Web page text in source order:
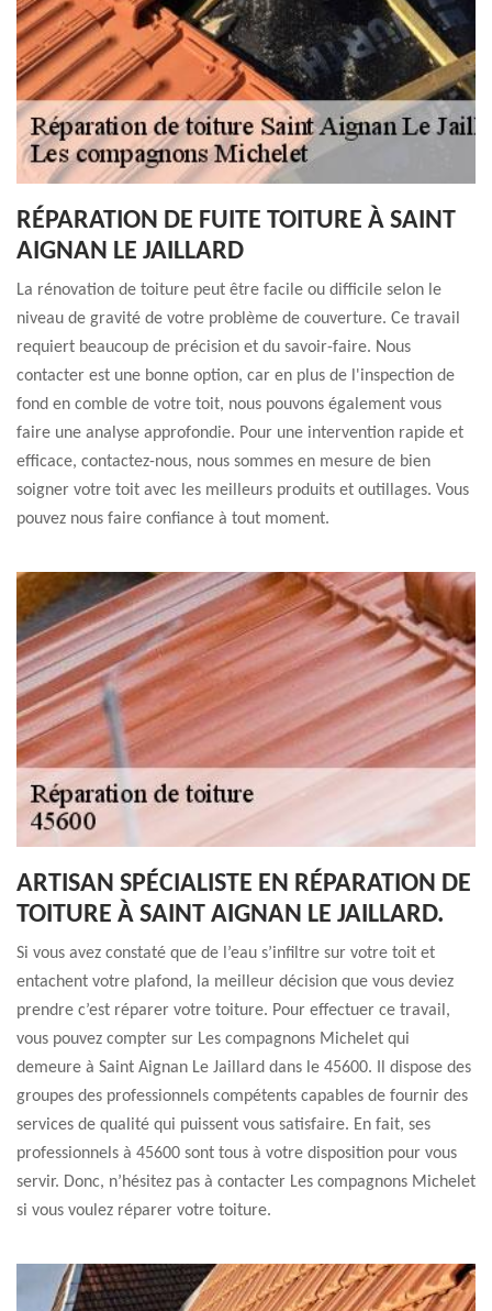
RÉPARATION DE FUITE TOITURE À SAINT
AIGNAN LE JAILLARD
La rénovation de toiture peut être facile ou difficile selon le
niveau de gravité de votre problème de couverture. Ce travail
requiert beaucoup de précision et du savoir-faire. Nous
contacter est une bonne option, car en plus de l'inspection de
fond en comble de votre toit, nous pouvons également vous
faire une analyse approfondie. Pour une intervention rapide et
efficace, contactez-nous, nous sommes en mesure de bien
soigner votre toit avec les meilleurs produits et outillages. Vous
pouvez nous faire confiance à tout moment.
ARTISAN SPÉCIALISTE EN RÉPARATION DE
TOITURE À SAINT AIGNAN LE JAILLARD.
Si vous avez constaté que de l’eau s’infiltre sur votre toit et
entachent votre plafond, la meilleur décision que vous deviez
prendre c’est réparer votre toiture. Pour effectuer ce travail,
vous pouvez compter sur Les compagnons Michelet qui
demeure à Saint Aignan Le Jaillard dans le 45600. Il dispose des
groupes des professionnels compétents capables de fournir des
services de qualité qui puissent vous satisfaire. En fait, ses
professionnels à 45600 sont tous à votre disposition pour vous
servir. Donc, n’hésitez pas à contacter Les compagnons Michelet
si vous voulez réparer votre toiture.